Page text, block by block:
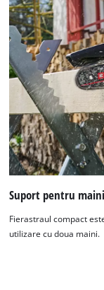
Suport pentru maini
Fierastraul compact
utilizare cu doua maini.